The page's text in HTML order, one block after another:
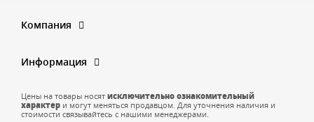
Компания
Информация
Цены на товары носят исключительно ознакомительный
характер и могут меняться продавцом. Для уточнения наличия и
стоимости связывайтесь с нашими менеджерами.